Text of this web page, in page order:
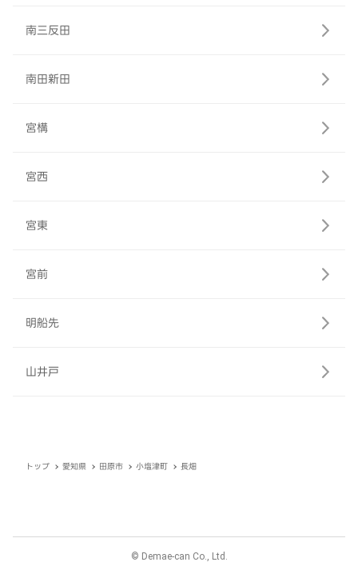
南三反田
南田新田
宮構
宮西
宮東
宮前
明船先
山井戸
トップ 愛知県 田原市 小塩津町 長畑
© Demae-can Co., Ltd.